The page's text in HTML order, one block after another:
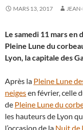
MARS 13, 2017
Le samedi 11 mars
Pleine Lune du
Lyon, la capitale des
Après la Pleine Lune
neigesen février, celle
de Pleine Lune du
les hauteurs de Lyon
l’occasion de la Nuit de